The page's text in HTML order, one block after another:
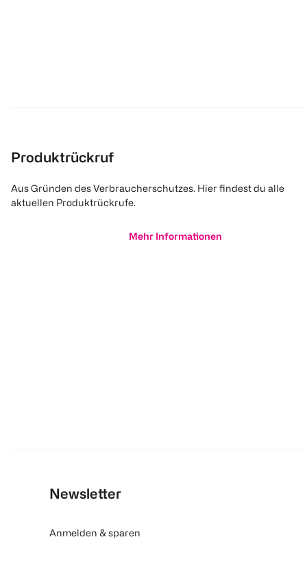
Produktrückruf
Aus Gründen des Verbraucherschutzes. Hier findest du alle
aktuellen Produktrückrufe.
Mehr Informationen
Newsletter
Anmelden & sparen